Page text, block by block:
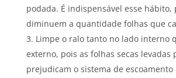
podada. É indispensável esse hábito,
diminuem a quantidade folhas que
Limpe o ralo tanto no lado interno
externo, pois as folhas secas levadas
prejudicam o sistema de escoamento